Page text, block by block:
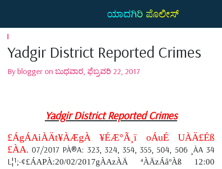
ಯಾದಗಿರಿ ಪೊಲೀಸ್
Yadgir District Reported Crimes
By blogger on ಬುಧವಾರ, ಫೆಬ್ರವರಿ 22, 2017
Yadgir District Reported Crimes
£ÁgÁAiÀÄt¥ÀÆgÀ ¥ÉÆ°Ã¸ï oÁuÉ UÀÄ£Éß
£ÀA. 07/2017 PÀ®A: 323, 324, 354, 355, 504, 506 ¸ÀA 34
L¦¹;-¢£ÁAPÀ:20/02/2017gÀAzÀÄ ªÀÄzÁåºÀß 12:00